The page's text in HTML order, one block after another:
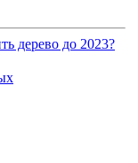
дерево до 2023?